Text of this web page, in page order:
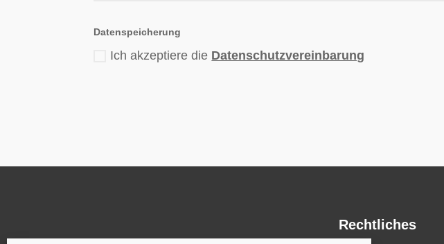
Datenspeicherung
Ich akzeptiere die Datenschutzvereinbarung
Rechtliches